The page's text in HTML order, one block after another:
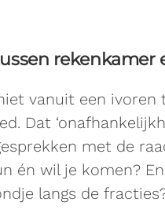
rekenkamer
vanuit een
Dat
met de
én wil je komen?
langs de